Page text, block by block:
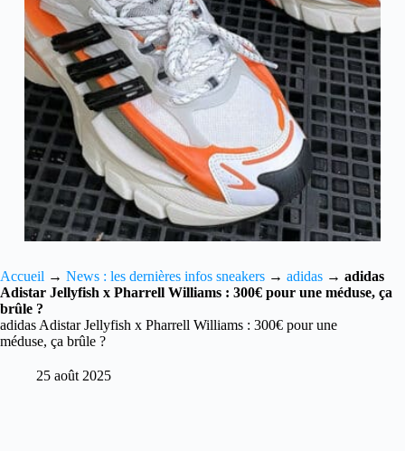
Accueil → News : les dernières infos sneakers → adidas → adidas
Adistar Jellyfish x Pharrell Williams : 300€ pour une méduse, ça
brûle ?
adidas Adistar Jellyfish x Pharrell Williams : 300€ pour une
méduse, ça brûle ?
25 août 2025